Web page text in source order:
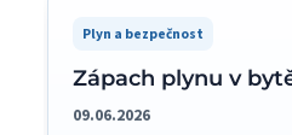
Plyn a bezpečnost
Zápach plynu v
09.06.2026